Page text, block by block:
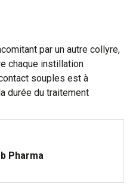
par un autre collyre,
chaque instillation
souples est à
durée du traitement
Pharma